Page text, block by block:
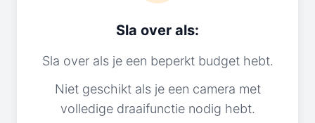
Sla over als:
Sla over als je een beperkt budget hebt.
Niet geschikt als je een camera met
volledige draaifunctie nodig hebt.